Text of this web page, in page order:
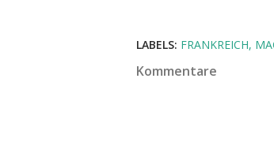
LABELS: FRANKREICH
Kommentare